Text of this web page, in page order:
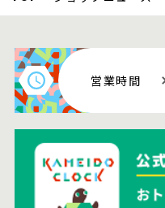
営業時間